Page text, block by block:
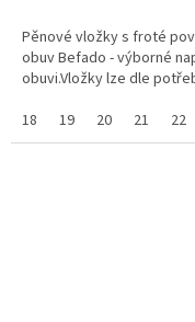
Pěnové vložky s froté
obuv Befado - výborné
obuvi.Vložky lze dle
18
19 20 21 22